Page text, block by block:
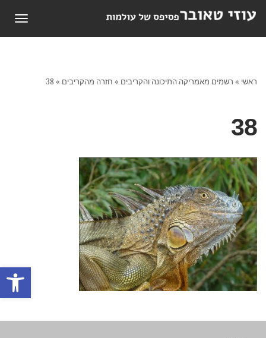
פתח
ראשי » רשמים מאמריקה התיכונה והקריבים » חזרה מהקריבים »
38
38